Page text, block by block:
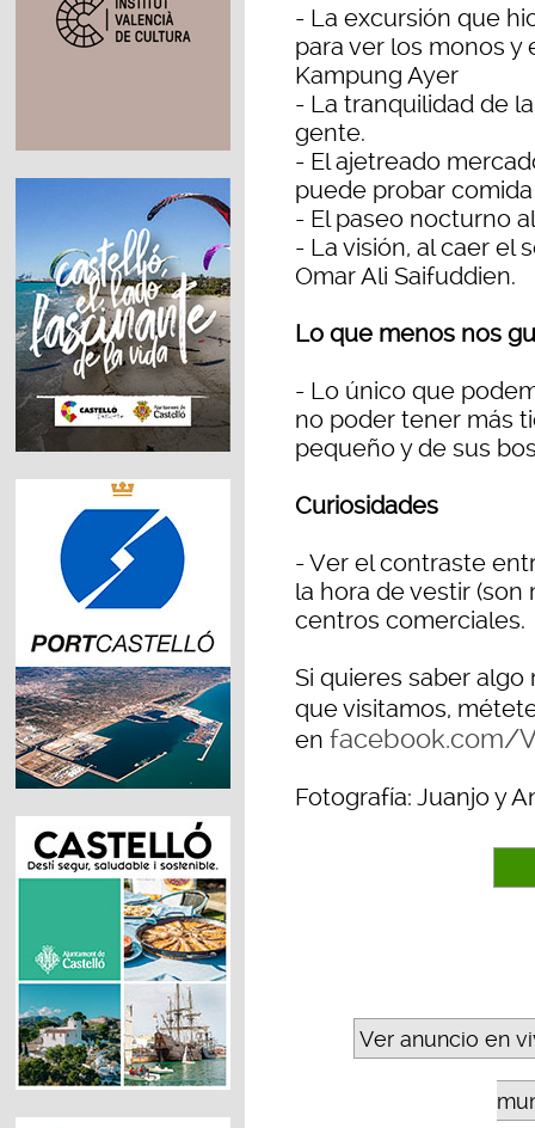
- La excursión que
para ver los monos y
Kampung Ayer
- La tranquilidad de
gente.
- El ajetreado
puede probar
- El paseo nocturno
- La visión, al caer el
Omar Ali Saifuddien.
Lo que menos nos
- Lo único que
no poder tener más
pequeño y de sus
Curiosidades
- Ver el contraste
la hora de vestir
centros comerciales.
Si quieres saber
que visitamos,
en facebook.com/
Fotografía: Juanjo y
Ver anuncio en